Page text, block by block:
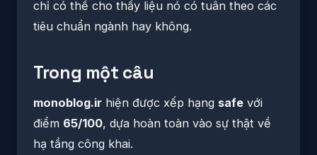
chỉ có thể cho thấy liệu nó có tuân theo các
tiêu chuẩn ngành hay không.
Trong một câu
monoblog.ir hiện được xếp hạng safe với
điểm 65/100, dựa hoàn toàn vào sự thật về
hạ tầng công khai.